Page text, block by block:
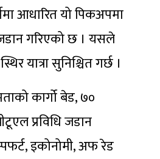
आधारित यो पिकअपमा
गरिएको छ । यसले
यात्रा सुनिश्चित गर्छ ।
कार्गो बेड, ७०
प्रविधि जडान
इकोनोमी, अफ रेड